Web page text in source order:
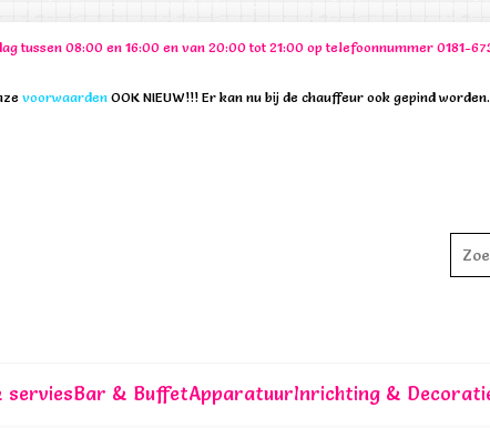
tussen 08:00 en 16:00 en van 20:00 tot 21:00 op telefoonnummer 0181-
voorwaarden OOK NIEUW!!! Er kan nu bij de chauffeur ook gepind worden.
serviesBar & BuffetApparatuurInrichting &